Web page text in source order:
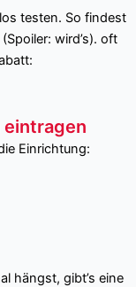
testen. So findest
wird’s). oft
eintragen
Einrichtung:
hängst, gibt’s eine